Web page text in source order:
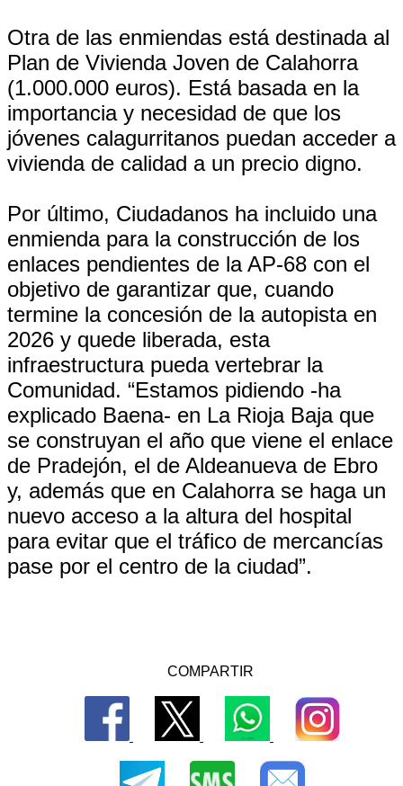
Otra de las enmiendas está destinada al
Plan de Vivienda Joven de Calahorra
(1.000.000 euros). Está basada en la
importancia y necesidad de que los
jóvenes calagurritanos puedan acceder a
vivienda de calidad a un precio digno.
Por último, Ciudadanos ha incluido una
enmienda para la construcción de los
enlaces pendientes de la AP-68 con el
objetivo de garantizar que, cuando
termine la concesión de la autopista en
2026 y quede liberada, esta
infraestructura pueda vertebrar la
Comunidad. “Estamos pidiendo -ha
explicado Baena- en La Rioja Baja que
se construyan el año que viene el enlace
de Pradejón, el de Aldeanueva de Ebro
y, además que en Calahorra se haga un
nuevo acceso a la altura del hospital
para evitar que el tráfico de mercancías
pase por el centro de la ciudad”.
COMPARTIR